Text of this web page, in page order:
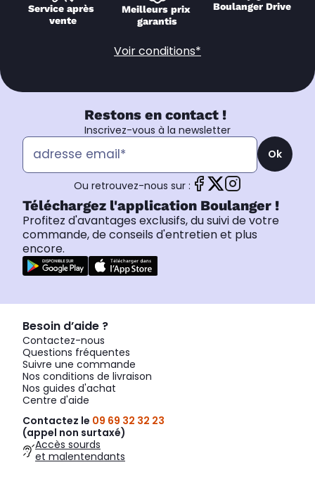
Service après
vente
Meilleurs prix
garantis
Boulanger Drive
Voir conditions*
Restons en contact !
Inscrivez-vous à la newsletter
Ok
Ou retrouvez-nous sur :
Téléchargez l'application Boulanger !
Profitez d'avantages exclusifs, du suivi de votre
commande, de conseils d'entretien et plus
encore.
Besoin d’aide ?
Contactez-nous
Questions fréquentes
Suivre une commande
Nos conditions de livraison
Nos guides d'achat
Centre d'aide
Contactez le 09 69 32 32 23
(appel non surtaxé)
Accès sourds
et malentendants